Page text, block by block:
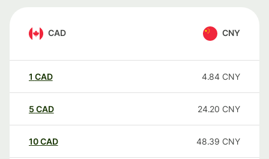
CAD CNY
1 CAD 4.84 CNY
5 CAD 24.20 CNY
10CAD 48.39 CNY